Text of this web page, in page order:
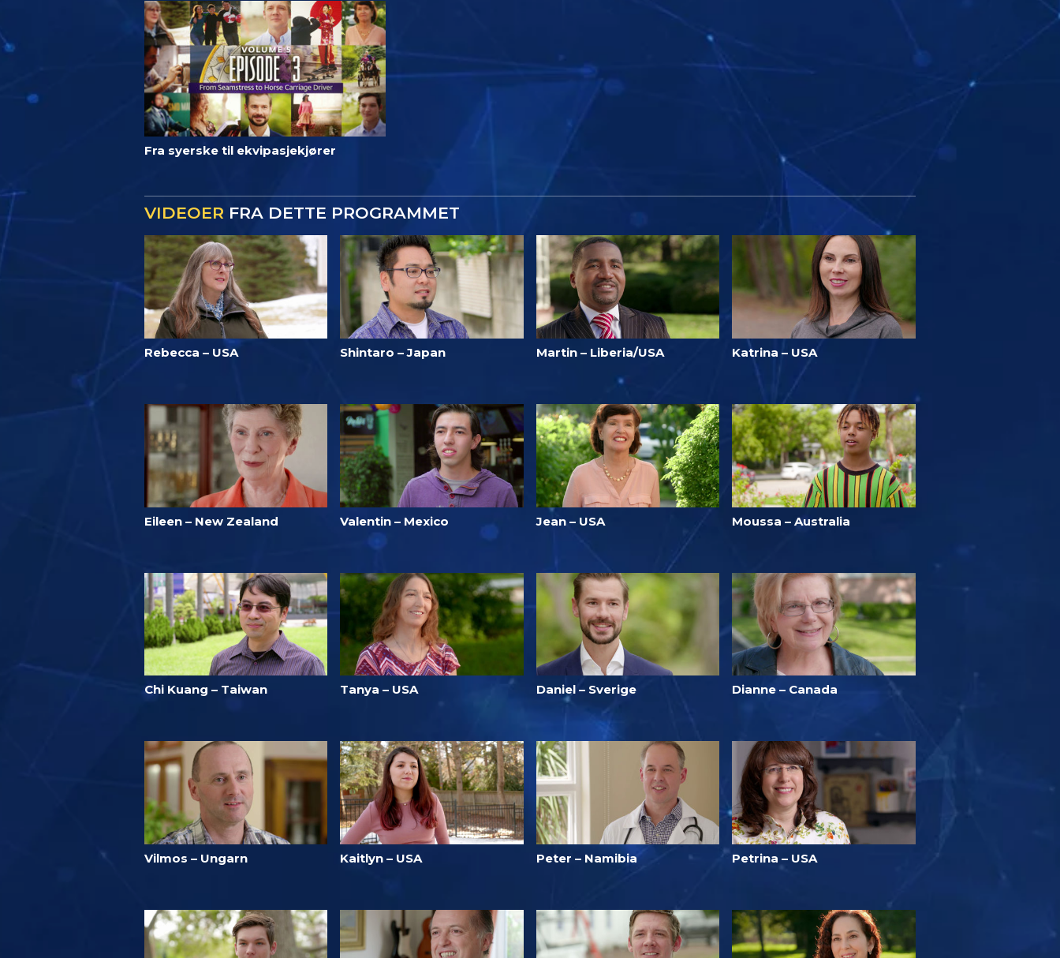
Fra syerske til ekvipasjekjører
VIDEOER FRA DETTE PROGRAMMET
Rebecca – USA Shintaro – Japan Martin – Liberia/USA Katrina – USA
Eileen – New Zealand Valentin – Mexico Jean – USA Moussa – Australia
Chi Kuang – Taiwan Tanya – USA Daniel – Sverige Dianne – Canada
Vilmos – Ungarn Kaitlyn – USA Peter – Namibia Petrina – USA